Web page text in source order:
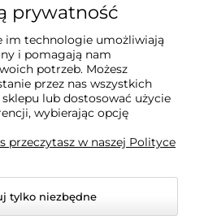
prywatność
im technologie umożliwiają
i pomagają nam
potrzeb. Możesz
przez nas wszystkich
lub dostosować użycie
wybierając opcję
przeczytasz w naszej Polityce
tylko niezbędne